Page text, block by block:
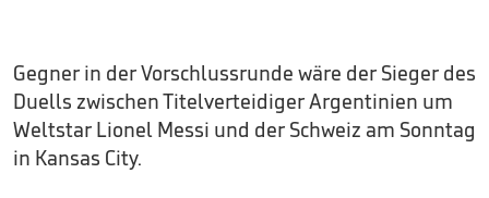
Gegner in der Vorschlussrunde wäre der Sieger des
Duells zwischen Titelverteidiger Argentinien um
Weltstar Lionel Messi und der Schweiz am Sonntag
in Kansas City.